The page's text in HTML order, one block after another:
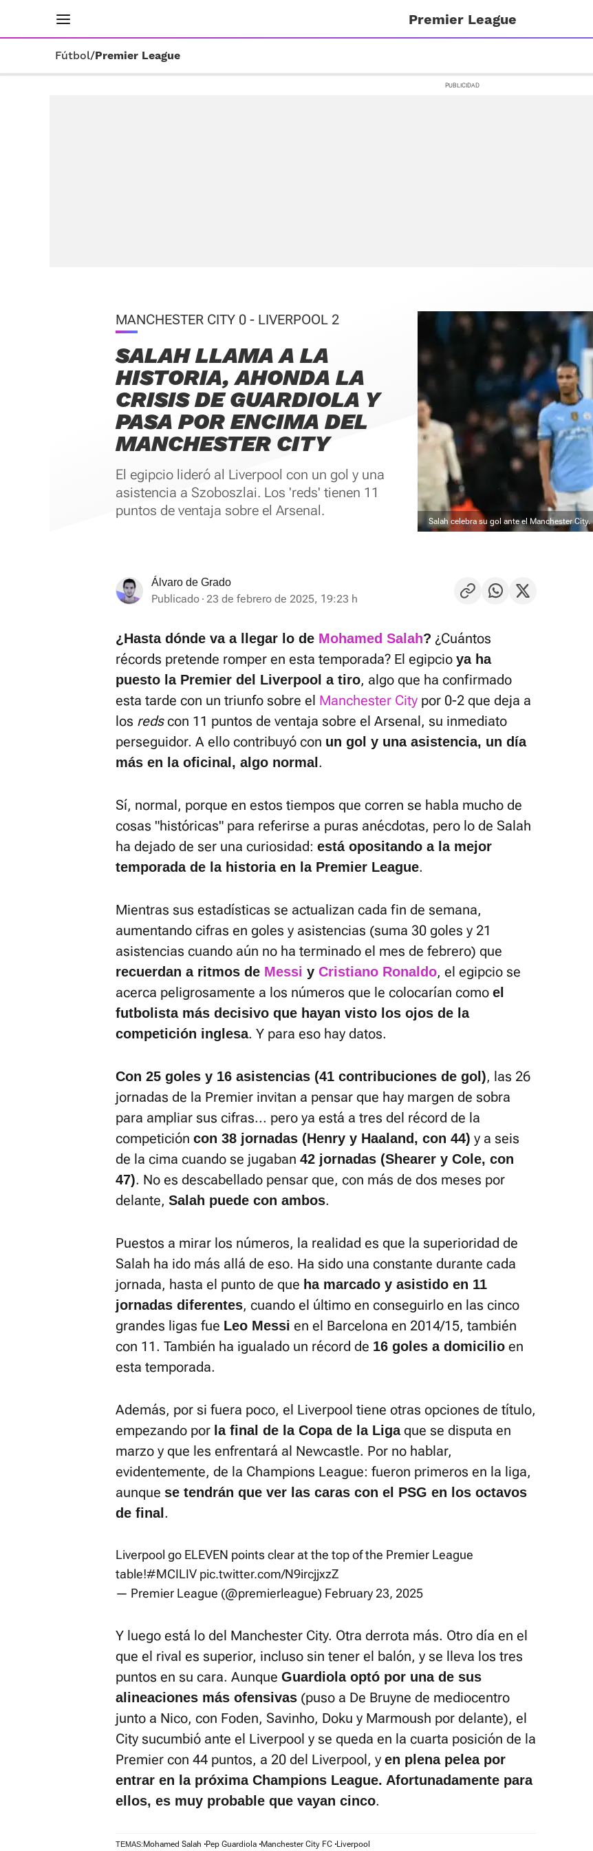
Premier League
Fútbol/Premier League
MANCHESTER CITY 0 - LIVERPOOL 2
SALAH LLAMA A LA
HISTORIA, AHONDA LA
CRISIS DE GUARDIOLA Y
PASA POR ENCIMA DEL
MANCHESTER CITY
El egipcio lideró al Liverpool con un gol y una
asistencia a Szoboszlai. Los 'reds' tienen 11
puntos de ventaja sobre el Arsenal.
Salah celebra su gol ante el Manchester City.
Álvaro de Grado
Publicado 23 de febrero de 2025, 19:23 h
¿Hasta dónde va a llegar lo de Mohamed Salah? ¿Cuántos
récords pretende romper en esta temporada? El egipcio ya ha
puesto la Premier del Liverpool a tiro, algo que ha confirmado
esta tarde con un triunfo sobre el Manchester City por 0-2 que deja a
los redscon 11 puntos de ventaja sobre el Arsenal, su inmediato
perseguidor. A ello contribuyó con un gol y una asistencia, un día
más en la oficinal, algo normal .
Sí, normal, porque en estos tiempos que corren se habla mucho de
cosas "históricas" para referirse a puras anécdotas, pero lo de Salah
ha dejado de ser una curiosidad: está opositando a la mejor
temporada de la historia en la Premier League.
Mientras sus estadísticas se actualizan cada fin de semana,
aumentando cifras en goles y asistencias (suma 30 goles y 21
asistencias cuando aún no ha terminado el mes de febrero) que
recuerdan a ritmos de Messi y Cristiano Ronaldo, el egipcio se
acerca peligrosamente a los números que le colocarían como el
futbolista más decisivo que hayan visto los ojos de la
competición inglesa. Y para eso hay datos.
Con 25 goles y 16 asistencias (41 contribuciones de gol), las 26
jornadas de la Premier invitan a pensar que hay margen de sobra
para ampliar sus cifras... pero ya está a tres del récord de la
competición con 38 jornadas (Henry y Haaland, con 44) y a seis
de la cima cuando se jugaban 42 jornadas (Shearer y Cole, con
47). No es descabellado pensar que, con más de dos meses por
delante, Salah puede con ambos.
Puestos a mirar los números, la realidad es que la superioridad de
Salah ha ido más allá de eso. Ha sido una constante durante cada
jornada, hasta el punto de que ha marcado y asistido en 11
jornadas diferentes, cuando el último en conseguirlo en las cinco
grandes ligas fue Leo Messi en el Barcelona en 2014/15, también
con 11. También ha igualado un récord de 16 goles a domicilio en
esta temporada.
Además, por si fuera poco, el Liverpool tiene otras opciones de título,
empezando por la final de la Copa de la Ligaque se disputa en
marzo y que les enfrentará al Newcastle. Por no hablar,
evidentemente, de la Champions League: fueron primeros en la liga,
aunque se tendrán que ver las caras con el PSG en los octavos
de final .
Liverpool go ELEVEN points clear at the top of the Premier League
table!#MCILIV pic.twitter.com/N9ircjjxzZ
— Premier League (@premierleague) February 23, 2025
Y luego está lo del Manchester City. Otra derrota más. Otro día en el
que el rival es superior, incluso sin tener el balón, y se lleva los tres
puntos en su cara. Aunque Guardiola optó por una de sus
alineaciones más ofensivas (puso a De Bruyne de mediocentro
junto a Nico, con Foden, Savinho, Doku y Marmoush por delante), el
City sucumbió ante el Liverpool y se queda en la cuarta posición de la
Premier con 44 puntos, a 20 del Liverpool, y en plena pelea por
entrar en la próxima Champions League. Afortunadamente para
ellos, es muy probable que vayan cinco.
TEMAS:Mohamed Salah Pep Guardiola Manchester City FC Liverpool